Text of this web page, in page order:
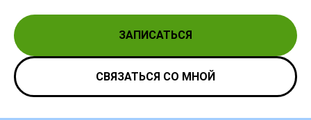
ЗАПИСАТЬСЯ
СВЯЗАТЬСЯ СО МНОЙ